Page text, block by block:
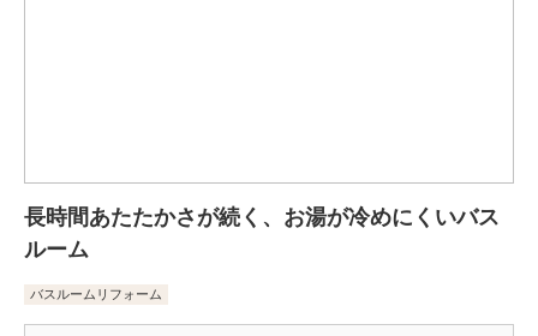
長時間あたたかさが続く、お湯が冷めにくいバス
ルーム
バスルームリフォーム